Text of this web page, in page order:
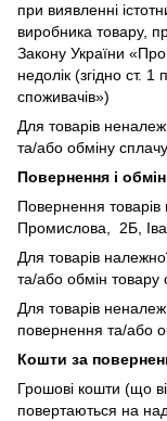
при виявленні
виробника товару,
Закону України
недолік (згідно ст.
споживачів»)
Для товарів
та/або обміну
Повернення і
Повернення
Промислова, 2Б,
Для товарів
та/або обмін товару
Для товарів
повернення та/або
Кошти за
Грошові кошти (що
повертаються на